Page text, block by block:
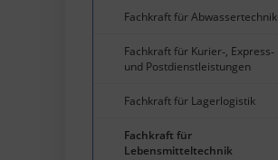
Fachkraft für Abwassertechnik
Fachkraft für Kurier‐, Express‐
und Postdienstleistungen
Fachkraft für Lagerlogistik
Fachkraft für
Lebensmitteltechnik